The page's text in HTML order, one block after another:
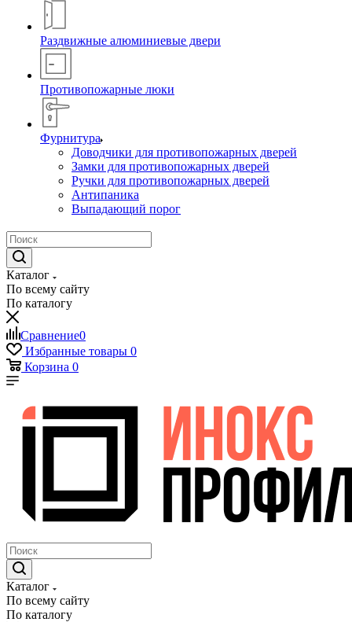
Раздвижные алюминиевые двери
Противопожарные люки
Фурнитура
Доводчики для противопожарных дверей
Замки для противопожарных дверей
Ручки для противопожарных дверей
Антипаника
Выпадающий порог
Каталог
По всему сайту
По каталогу
Сравнение0
Избранные товары 0
Корзина 0
Каталог
По всему сайту
По каталогу